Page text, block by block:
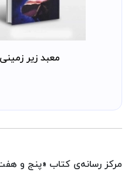
معبد زیر زمینی
مرکز رسانه‌ی کتاب «پنج و